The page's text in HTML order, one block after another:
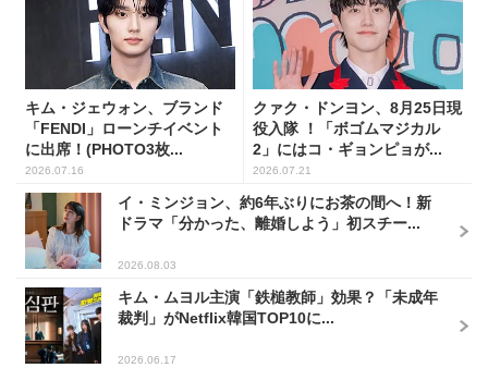
キム・ジェウォン、ブランド
「FENDI」ローンチイベント
に出席！(PHOTO3枚...
2026.07.16
クァク・ドンヨン、8月25日現
役入隊 ！「ボゴムマジカル
2」にはコ・ギョンピョが...
2026.07.21
イ・ミンジョン、約6年ぶりにお茶の間へ！新
ドラマ「分かった、離婚しよう」初スチー...
2026.08.03
キム・ムヨル主演「鉄槌教師」効果？「未成年
裁判」がNetflix韓国TOP10に...
2026.06.17